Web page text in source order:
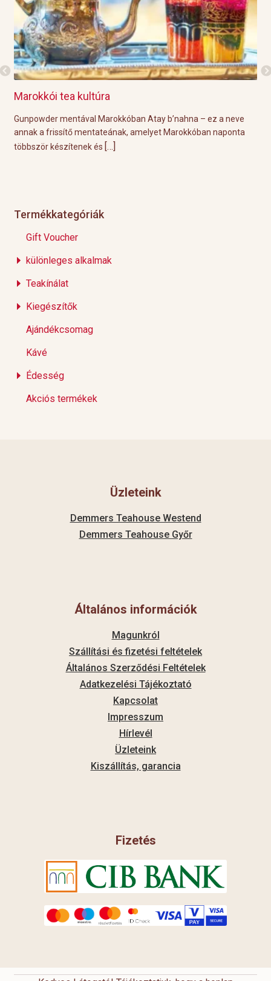
Marokkói tea kultúra
Gunpowder mentával Marokkóban Atay b’nahna – ez a neve
annak a frissítő mentateának, amelyet Marokkóban naponta
többször készítenek és […]
Termékkategóriák
Gift Voucher
különleges alkalmak
Teakínálat
Kiegészítők
Ajándékcsomag
Kávé
Édesség
Akciós termékek
Üzleteink
Demmers Teahouse Westend
Demmers Teahouse Győr
Általános információk
Magunkról
Szállítási és fizetési feltételek
Általános Szerződési Feltételek
Adatkezelési Tájékoztató
Kapcsolat
Impresszum
Hírlevél
Üzleteink
Kiszállítás, garancia
Fizetés